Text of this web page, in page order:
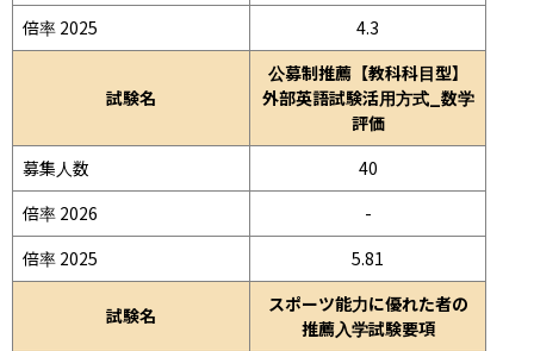
倍率 2025
4.3
試験名
公募制推薦【教科科目型】
外部英語試験活用方式_数学
評価
募集人数
40
倍率 2026
-
倍率 2025
5.81
試験名
スポーツ能力に優れた者の
推薦入学試験要項